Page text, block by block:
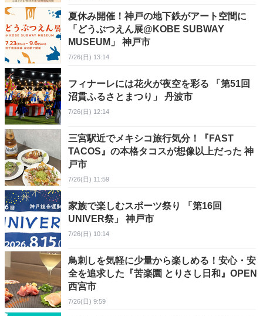
夏休み開催！神戸の地下鉄がアート空間に
「どうぶつえん展@KOBE SUBWAY
MUSEUM」 神戸市
7/26(日) 13:14
フィナーレには花火が夜空を彩る 「第51回
沼貫ふるさとまつり」 丹波市
7/26(日) 12:14
三宮駅近でメキシコ旅行気分！『FAST
TACOS』の本格タコスが想像以上だった 神
戸市
7/26(日) 11:59
家族で楽しむスポーツ祭り 「第16回
UNIVER祭」 神戸市
7/26(日) 10:14
鳥刺しを気軽に少量から楽しめる！安心・安
全を追求した『苦楽園 とりさし日和』OPEN
西宮市
7/26(日) 9:59